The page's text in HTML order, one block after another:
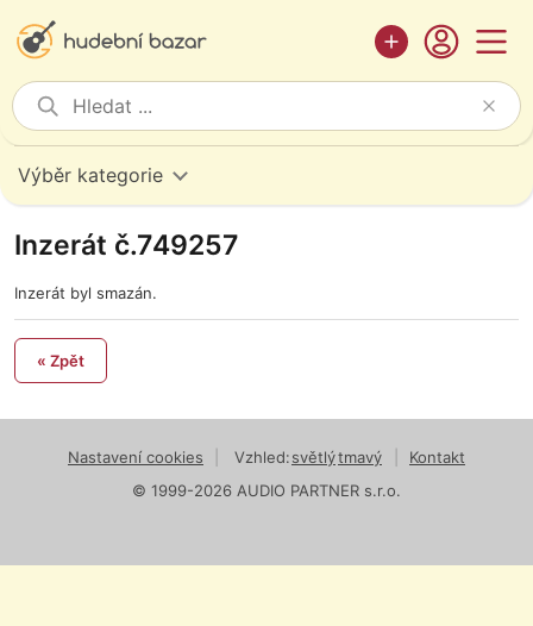
Výběr kategorie
Inzerát č.749257
Inzerát byl smazán.
« Zpět
Nastavení cookies Vzhled:světlýtmavý
Kontakt
© 1999-2026 AUDIO PARTNER s.r.o.